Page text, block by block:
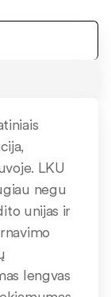
LKU
negu
unijas ir
lengvas